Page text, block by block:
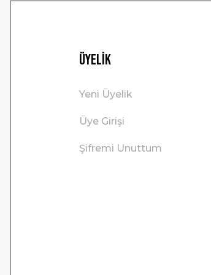
Üyelik
Yeni Üyelik
Üye Girişi
Şifremi Unuttum